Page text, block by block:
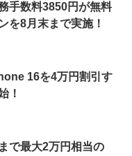
手数料3850円が無料
を8月末まで実施！
16を4万円割引す
！
で最大2万円相当の